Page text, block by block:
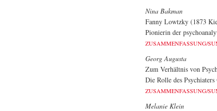
Nina Bakman
Fanny Lowtzky (1873
Pionierin der
ZUSAMMENFASSUNG/
Georg Augusta
Zum Verhältnis von
Die Rolle des
ZUSAMMENFASSUNG/
Melanie Klein